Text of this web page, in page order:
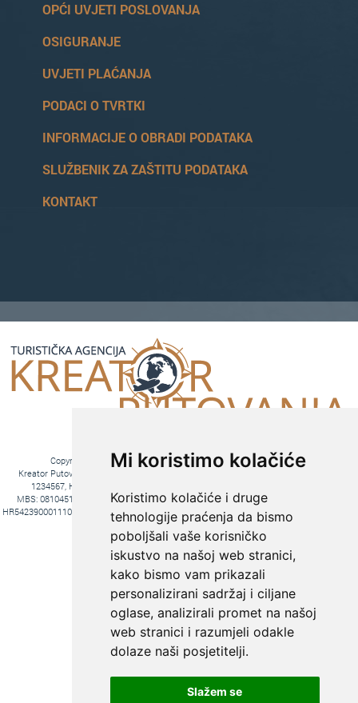
Mi koristimo kolačiće
Koristimo kolačiće i druge
tehnologije praćenja da bismo
poboljšali vaše korisničko
iskustvo na našoj web stranici,
kako bismo vam prikazali
personalizirani sadržaj i ciljane
oglase, analizirali promet na našoj
web stranici i razumjeli odakle
dolaze naši posjetitelji.
Slažem se
KREIRAJTE PUTOVANJE PREMA
OPĆI UVJETI POSLOVANJA
OSIGURANJE
UVJETI PLAĆANJA
PODACI O TVRTKI
INFORMACIJE O OBRADI PODATAKA
SLUŽBENIK ZA ZAŠTITU PODATAKA
KONTAKT
Copyright © 2016. Kreator Putovanja d.o.o. – Sva prava zadržana
Kreator Putovanja d.o.o. turistička agencija, Jakova Gotovca 6, 10000 Zagreb, MB:
1234567, HR-AB-01-081045102, OIB:44590047047, Trgovački sud u Zagrebu,
MBS: 081045102, Hrvatska Poštanska Banka d.d. Jurišićeva 4, 10000 Zagreb, IBAN
HR5423900011100969366, temeljni kapital 20.000,00 kn uplaćeno u cijelosti, direktori Ana
Pavlović i Hrvoje Bažon, Voditelj poslova Hrvoje Bažon
Fiksni tečaj konverzije: 1€ = 7,53450 kn